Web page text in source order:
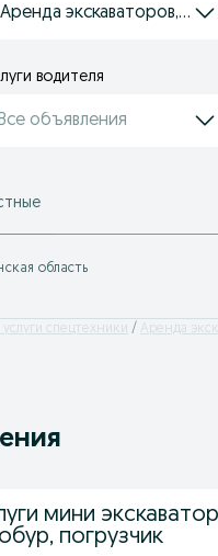
Аренда экскаваторов,
водителя
Все объявления
область
спецтехники Аренда
мини
погрузчик